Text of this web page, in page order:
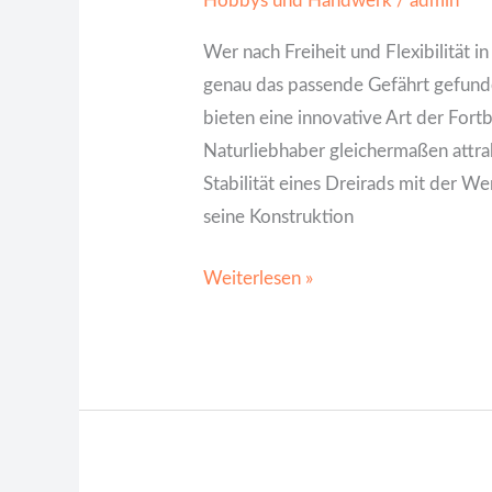
Wer nach Freiheit und Flexibilität
genau das passende Gefährt
bieten eine innovative Art der
Naturliebhaber gleichermaßen
Stabilität eines Dreirads mit der
seine Konstruktion
Weiterlesen »